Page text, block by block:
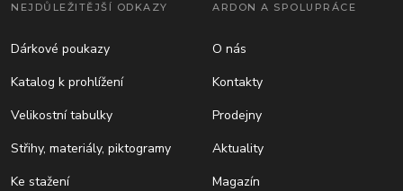
NEJDŮLEŽITĚJŠÍ ODKAZY
Dárkové poukazy
Katalog k prohlížení
Velikostní tabulky
Střihy, materiály, piktogramy
Ke stažení
ARDON A SPOLUPRÁCE
O nás
Kontakty
Prodejny
Aktuality
Magazín